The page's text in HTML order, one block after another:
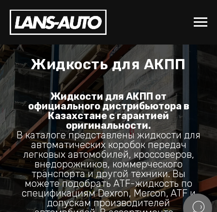
Жидкость для АКПП
Жидкости для АКПП от
официального дистрибьютора в
Казахстане с гарантией
оригинальности.
В каталоге представлены жидкости для
автоматических коробок передач
легковых автомобилей, кроссоверов,
внедорожников, коммерческого
транспорта и другой техники. Вы
можете подобрать ATF-жидкость по
спецификациям Dexron, Mercon, ATF и
допускам производителей